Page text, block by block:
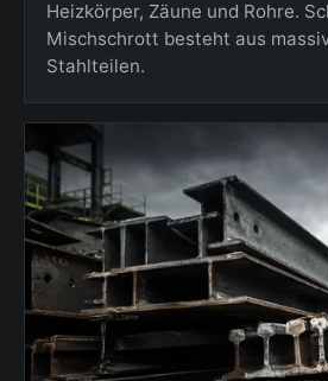
Heizkörper, Zäune und Rohre.
Mischschrott besteht aus
Stahlteilen.